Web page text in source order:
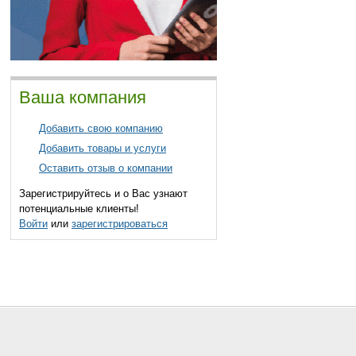
Ваша компания
Добавить свою компанию
Добавить товары и услуги
Оставить отзыв о компании
Зарегистрируйтесь и о Вас узнают
потенциальные клиенты!
Войти или зарегистрироваться